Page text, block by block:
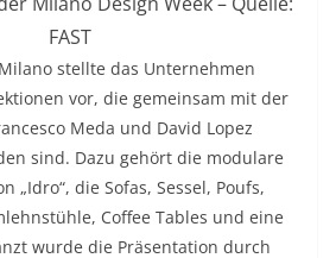
FAST
stellte das Unternehmen
vor, die gemeinsam mit der
Meda und David Lopez
sind. Dazu gehört die modulare
„Idro“, die Sofas, Sessel, Poufs,
Coffee Tables und eine
wurde die Präsentation durch